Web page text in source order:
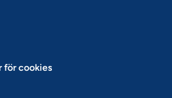
för cookies